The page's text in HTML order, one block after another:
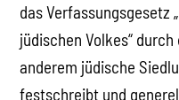
das Verfassungsgesetz
jüdischen Volkes“
anderem jüdische
festschreibt und